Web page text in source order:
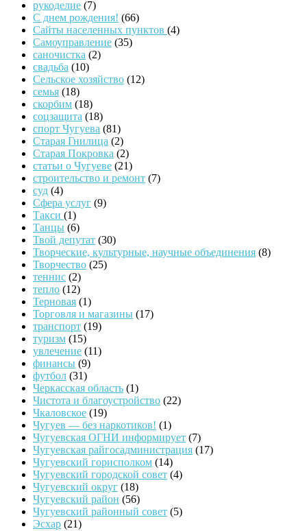
рукоделие (7)
С днем рождения! (66)
Сайты населенных пунктов (4)
Самоуправление (35)
саночистка (2)
свадьба (10)
Сельское хозяйство (12)
семья (18)
скорбим (18)
соцзащита (18)
спорт Чугуева (81)
Старая Гнилица (2)
Старая Покровка (2)
статьи о Чугуеве (21)
строительство и ремонт (7)
суд (4)
Сфера услуг (9)
Такси (1)
Танцы (6)
Твой депутат (30)
Творческие, культурные, научные объединения (8)
Творчество (25)
теннис (2)
тепло (12)
Терновая (1)
Торговля и магазины (17)
транспорт (19)
туризм (15)
увлечение (11)
финансы (9)
футбол (31)
Черкасская область (1)
Чистота и благоустройство (22)
Чкаловское (19)
Чугуев — без наркотиков! (1)
Чугуевская ОГНИ информирует (7)
Чугуевская райгосадминистрация (17)
Чугуевский горисполком (14)
Чугуевский городской совет (4)
Чугуевский округ (18)
Чугуевский район (56)
Чугуевский районный совет (5)
Эсхар (21)